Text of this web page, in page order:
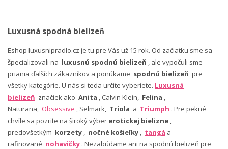
Luxusná spodná bielizeň
Eshop luxusnipradlo.cz je tu pre Vás už 15 rok. Od začiatku sme sa
špecializovali na luxusnú spodnú bielizeň , ale vypočuli sme
priania ďalších zákazníkov a ponúkame spodnú bielizeň pre
všetky kategórie. U nás si teda určite vyberiete. Luxusná
bielizeň značiek ako Anita , Calvin Klein, Felina ,
Naturana, Obsessive , Selmark, Triola a Triumph . Pre pekné
chvíle sa pozrite na široký výber erotickej bielizne ,
predovšetkým korzety , nočné košieľky , tangá a
rafinované nohavičky . Nezabúdame ani na spodnú bielizeň pre